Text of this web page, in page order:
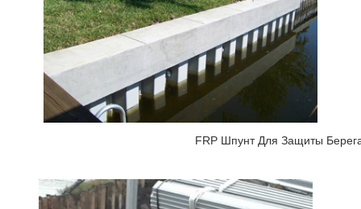
FRP Шпунт Для Защиты